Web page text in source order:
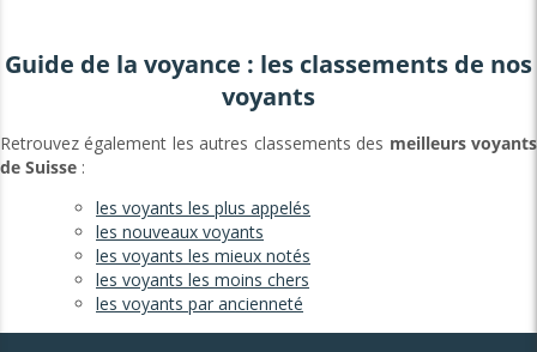
Guide de la voyance : les classements de nos
voyants
Retrouvez également les autres classements des meilleurs voyants
de Suisse :
les voyants les plus appelés
les nouveaux voyants
les voyants les mieux notés
les voyants les moins chers
les voyants par ancienneté